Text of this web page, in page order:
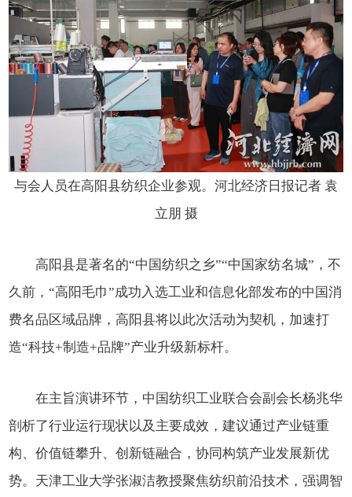
与会人员在高阳县纺织企业参观。河北经济日报记者 袁
立朋 摄
高阳县是著名的“中国纺织之乡”“中国家纺名城”，不
久前，“高阳毛巾”成功入选工业和信息化部发布的中国消
费名品区域品牌，高阳县将以此次活动为契机，加速打
造“科技+制造+品牌”产业升级新标杆。
在主旨演讲环节，中国纺织工业联合会副会长杨兆华
剖析了行业运行现状以及主要成效，建议通过产业链重
构、价值链攀升、创新链融合，协同构筑产业发展新优
势。天津工业大学张淑洁教授聚焦纺织前沿技术，强调智